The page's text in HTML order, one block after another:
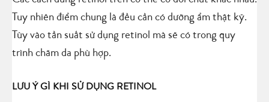
Tuy nhiên điểm chung là đều cần có dưỡng ẩm thật kỹ.
Tùy vào tần suất sử dụng retinol mà sẽ có trong quy
trình chăm da phù hợp.
LƯU Ý GÌ KHI SỬ DỤNG RETINOL